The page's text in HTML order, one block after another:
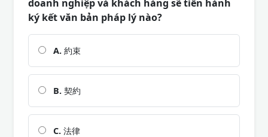
doanh nghiệp và khách hàng sẽ tiến hành
ký kết văn bản pháp lý nào?
A. 約束
B. 契約
C. 法律